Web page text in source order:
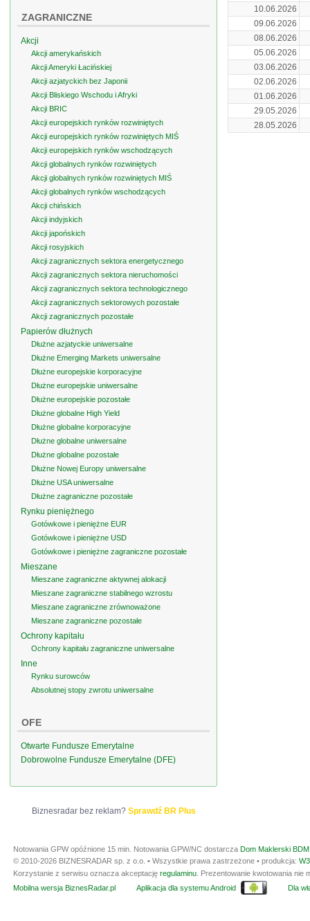
10.06.2026
09.06.2026
08.06.2026
05.06.2026
03.06.2026
02.06.2026
01.06.2026
29.05.2026
28.05.2026
ZAGRANICZNE
Akcji
Akcji amerykańskich
Akcji Ameryki Łacińskiej
Akcji azjatyckich bez Japonii
Akcji Bliskiego Wschodu i Afryki
Akcji BRIC
Akcji europejskich rynków rozwiniętych
Akcji europejskich rynków rozwiniętych MIŚ
Akcji europejskich rynków wschodzących
Akcji globalnych rynków rozwiniętych
Akcji globalnych rynków rozwiniętych MIŚ
Akcji globalnych rynków wschodzących
Akcji chińskich
Akcji indyjskich
Akcji japońskich
Akcji rosyjskich
Akcji zagranicznych sektora energetycznego
Akcji zagranicznych sektora nieruchomości
Akcji zagranicznych sektora technologicznego
Akcji zagranicznych sektorowych pozostałe
Akcji zagranicznych pozostałe
Papierów dłużnych
Dłużne azjatyckie uniwersalne
Dłużne Emerging Markets uniwersalne
Dłużne europejskie korporacyjne
Dłużne europejskie uniwersalne
Dłużne europejskie pozostałe
Dłużne globalne High Yield
Dłużne globalne korporacyjne
Dłużne globalne uniwersalne
Dłużne globalne pozostałe
Dłużne Nowej Europy uniwersalne
Dłużne USA uniwersalne
Dłużne zagraniczne pozostałe
Rynku pieniężnego
Gotówkowe i pieniężne EUR
Gotówkowe i pieniężne USD
Gotówkowe i pieniężne zagraniczne pozostałe
Mieszane
Mieszane zagraniczne aktywnej alokacji
Mieszane zagraniczne stabilnego wzrostu
Mieszane zagraniczne zrównoważone
Mieszane zagraniczne pozostałe
Ochrony kapitału
Ochrony kapitału zagraniczne uniwersalne
Inne
Rynku surowców
Absolutnej stopy zwrotu uniwersalne
OFE
Otwarte Fundusze Emerytalne
Dobrowolne Fundusze Emerytalne (DFE)
Biznesradar bez reklam? Sprawdź BR Plus
Notowania GPW opóźnione 15 min. Notowania GPW/NC dostarcza Dom Maklerski
© 2010-2026 BIZNESRADAR sp. z o.o. • Wszystkie prawa zastrzeżone • produkcja:
Korzystanie z serwisu oznacza akceptację regulaminu . Prezentowanie kwotowania
Mobilna wersja BiznesRadar.pl
Aplikacja dla systemu Android Dla